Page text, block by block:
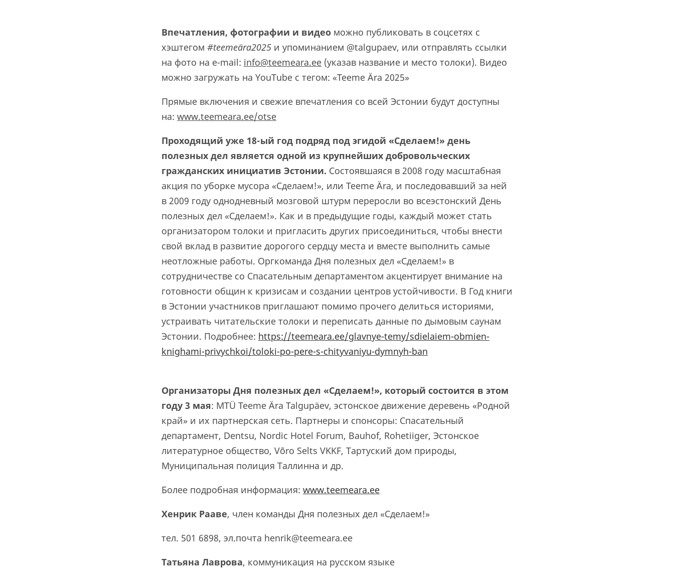
Впечатления, фотографии и видео можно публиковать в соцсетях с
хэштегом #teemeära2025 и упоминанием @talgupaev, или отправлять ссылки
на фото на e-mail: info@teemeara.ee (указав название и место толоки). Видео
можно загружать на YouTube с тегом: «Teeme Ära 2025»
Прямые включения и свежие впечатления со всей Эстонии будут доступны
на: www.teemeara.ee/otse
Проходящий уже 18-ый год подряд под эгидой «Сделаем!» день
полезных дел является одной из крупнейших добровольческих
гражданских инициатив Эстонии. Состоявшаяся в 2008 году масштабная
акция по уборке мусора «Сделаем!», или Teeme Ära, и последовавший за ней
в 2009 году однодневный мозговой штурм переросли во всеэстонский День
полезных дел «Сделаем!». Как и в предыдущие годы, каждый может стать
организатором толоки и пригласить других присоединиться, чтобы внести
свой вклад в развитие дорогого сердцу места и вместе выполнить самые
неотложные работы. Оргкоманда Дня полезных дел «Сделаем!» в
сотрудничестве со Спасательным департаментом акцентирует внимание на
готовности общин к кризисам и создании центров устойчивости. В Год книги
в Эстонии участников приглашают помимо прочего делиться историями,
устраивать читательские толоки и переписать данные по дымовым саунам
Эстонии. Подробнее: https://teemeara.ee/glavnye-temy/sdielaiem-obmien-
knighami-privychkoi/toloki-po-pere-s-chityvaniyu-dymnyh-ban
Организаторы Дня полезных дел «Сделаем!», который состоится в этом
году 3 мая: MTÜ Teeme Ära Talgupäev, эстонское движение деревень «Родной
край» и их партнерская сеть. Партнеры и спонсоры: Спасательный
департамент, Dentsu, Nordic Hotel Forum, Bauhof, Rohetiiger, Эстонское
литературное общество, Võro Selts VKKF, Тартуский дом природы,
Муниципальная полиция Таллинна и др.
Более подробная информация: www.teemeara.ee
Хенрик Рааве, член команды Дня полезных дел «Сделаем!»
тел. 501 6898, эл.почта henrik@teemeara.ee
Татьяна Лаврова, коммуникация на русском языке